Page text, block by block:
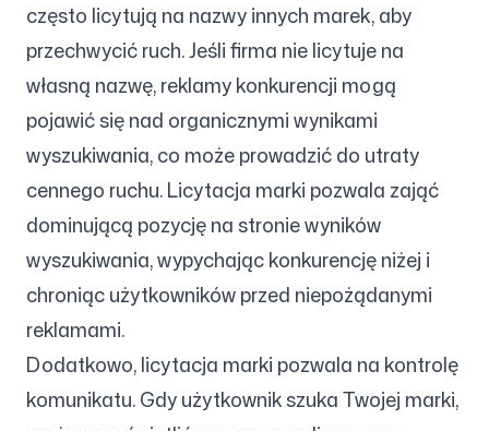
często licytują na nazwy innych marek, aby
przechwycić ruch. Jeśli firma nie licytuje na
własną nazwę, reklamy konkurencji mogą
pojawić się nad organicznymi wynikami
wyszukiwania, co może prowadzić do utraty
cennego ruchu. Licytacja marki pozwala zająć
dominującą pozycję na stronie wyników
wyszukiwania, wypychając konkurencję niżej i
chroniąc użytkowników przed niepożądanymi
reklamami.
Dodatkowo, licytacja marki pozwala na kontrolę
komunikatu. Gdy użytkownik szuka Twojej marki,